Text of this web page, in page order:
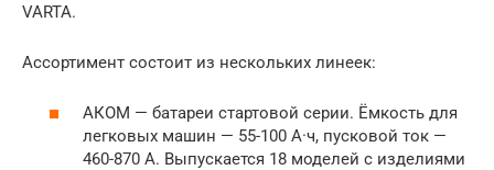
VARTA.
Ассортимент состоит из нескольких линеек:
АКОМ — батареи стартовой серии. Ёмкость для
легковых машин — 55-100 А·ч, пусковой ток —
460-870 А. Выпускается 18 моделей с изделиями